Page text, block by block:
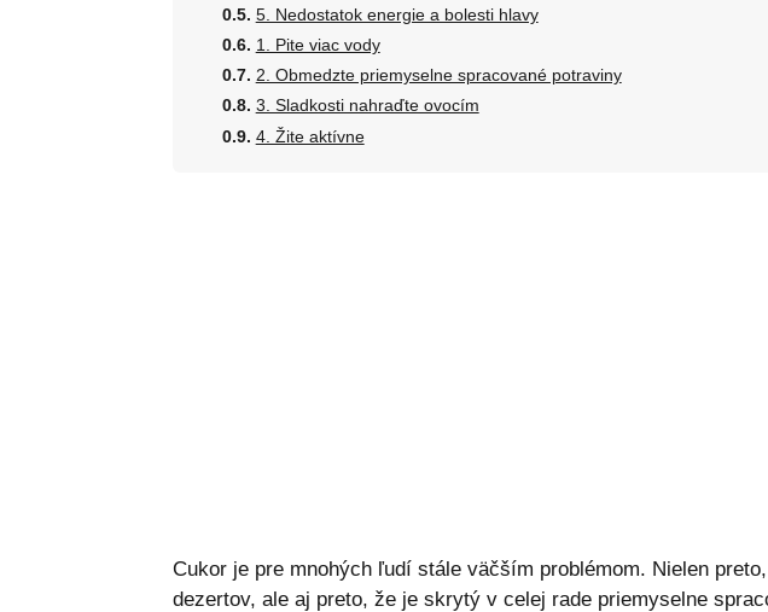
5. Nedostatok energie a bolesti hlavy
1. Pite viac vody
2. Obmedzte priemyselne spracované potraviny
3. Sladkosti nahraďte ovocím
4. Žite aktívne
Cukor je pre mnohých ľudí stále väčším problémom. Nielen
dezertov, ale aj preto, že je skrytý v celej rade priemyselne